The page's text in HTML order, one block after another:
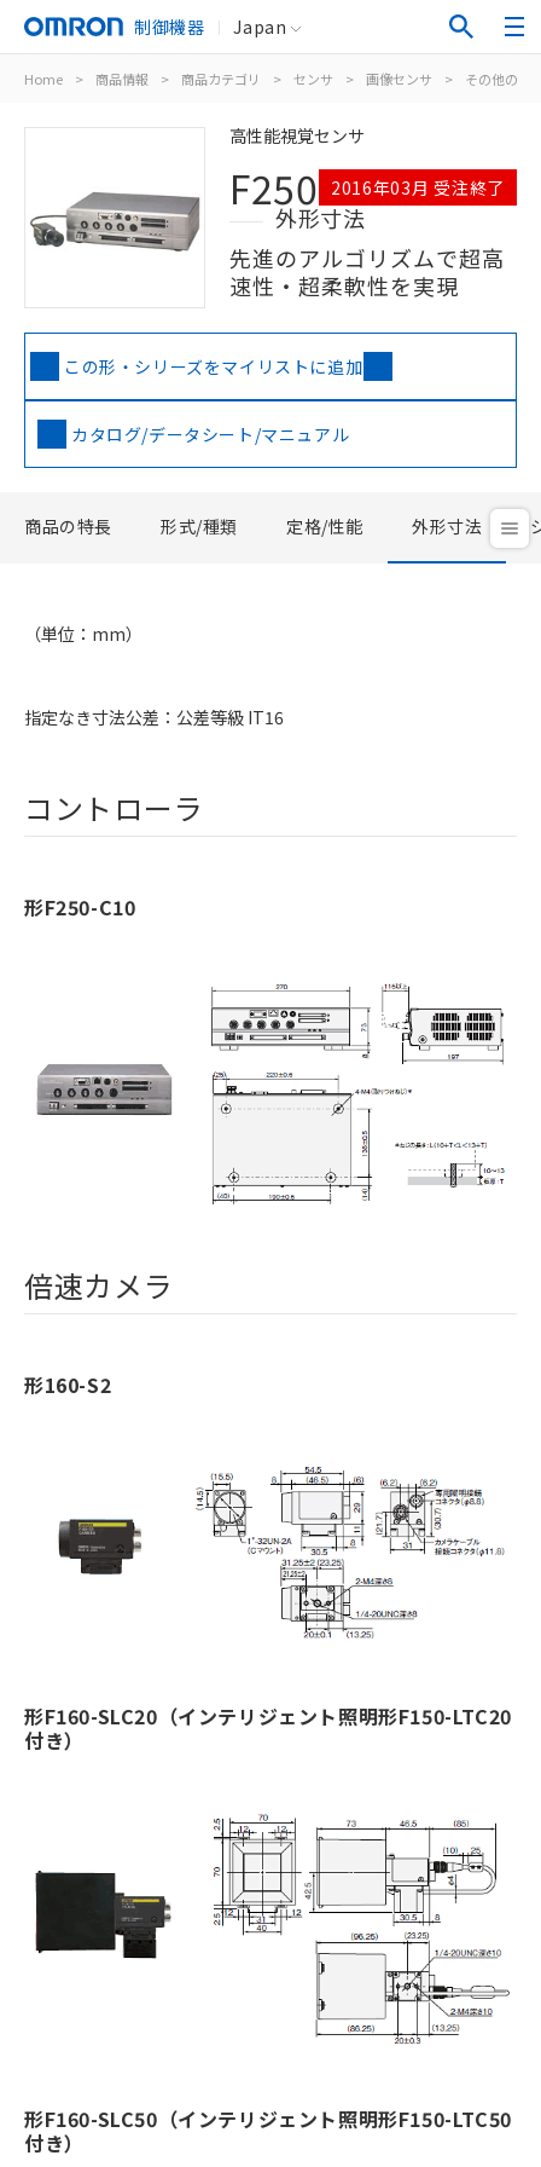
制御機器 Japan
Home > 商品情報 > 商品カテゴリ > センサ > 画像センサ > その他の画
高性能視覚センサ
F250 2016年03月 受注終了
外形寸法
先進のアルゴリズムで超高
速性・超柔軟性を実現
この形・シリーズをマイリストに追加
カタログ/データシート/マニュアル
商品の特長 形式/種類 定格/性能 外形寸法
（単位：mm）
指定なき寸法公差：公差等級 IT16
コントローラ
形F250-C10
倍速カメラ
形160-S2
形F160-SLC20（インテリジェント照明形F150-LTC20
付き）
形F160-SLC50（インテリジェント照明形F150-LTC50
付き）